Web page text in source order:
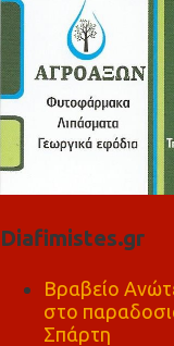
Diafimistes.gr
Βραβείο
στο
Σπάρτη